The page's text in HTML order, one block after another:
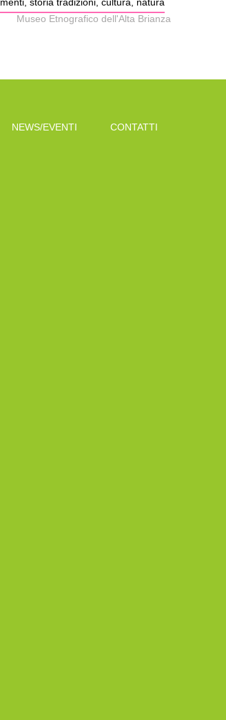
Museo Etnografico dell'Alta Brianza
NEWS/EVENTI CONTATTI